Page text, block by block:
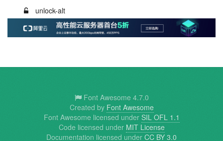
Example of
unlock-alt
Font Awesome 4.7.0
Created by Font Awesome
Font Awesome licensed under SIL OFL 1.1
Code licensed under MIT License
Documentation licensed under CC BY 3.0